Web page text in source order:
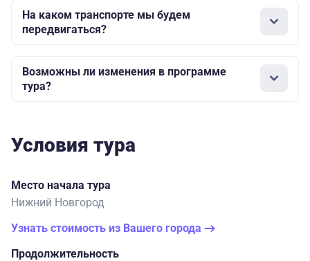
На каком транспорте мы будем
передвигаться?
Возможны ли изменения в программе
тура?
Условия тура
Место начала тура
Нижний Новгород
Узнать стоимость из Вашего города
Продолжительность